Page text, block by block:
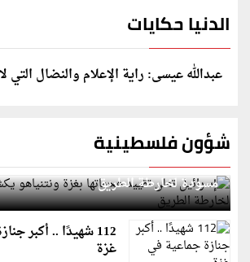
الدنيا حكايات
عبدالله عيسى: راية الإعلام والنضال التي
شؤون فلسطينية
إسرائيل تعلن تقييد هجماتها بغزة
مسودة لخارطة الطريق
112 شهيدًا .. أكبر
غزة